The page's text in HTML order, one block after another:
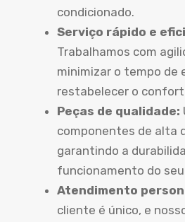
condicionado.
Serviço rápido e
Trabalhamos com
minimizar o tempo de
restabelecer o
Peças de qualidade:
componentes de alta
garantindo a
funcionamento do
Atendimento
cliente é único, e